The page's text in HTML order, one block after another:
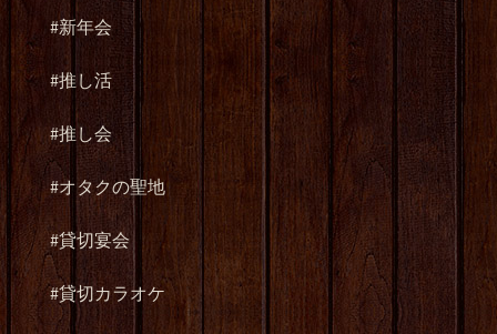
#新年会
#推し活
#推し会
#オタクの聖地
#貸切宴会
#貸切カラオケ